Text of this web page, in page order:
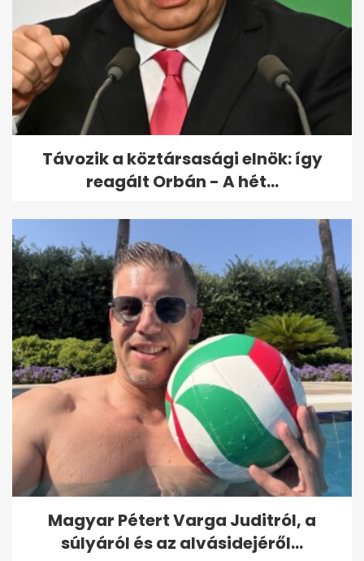
Telegraph: Az UEFA
hatszámjegyű végkielégítést
adott egy női...
Távozik a köztársasági elnök: így
reagált Orbán - A hét...
Magyar Pétert Varga Juditról, a
súlyáról és az alvásidejéről...